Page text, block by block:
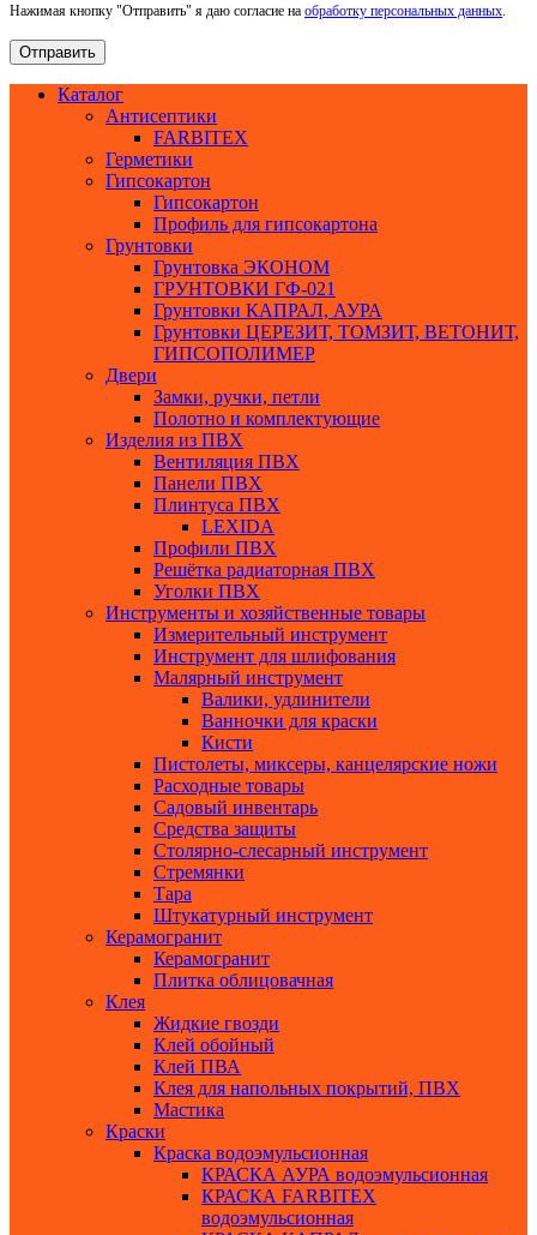
Нажимая кнопку "Отправить" я даю согласие на обработку персональных данных
Каталог
Антисептики
FARBITEX
Герметики
Гипсокартон
Гипсокартон
Профиль для гипсокартона
Грунтовки
Грунтовка ЭКОНОМ
ГРУНТОВКИ ГФ-021
Грунтовки КАПРАЛ, АУРА
Грунтовки ЦЕРЕЗИТ, ТОМЗИТ, ВЕТОНИТ,
ГИПСОПОЛИМЕР
Двери
Замки, ручки, петли
Полотно и комплектующие
Изделия из ПВХ
Вентиляция ПВХ
Панели ПВХ
Плинтуса ПВХ
LEXIDA
Профили ПВХ
Решётка радиаторная ПВХ
Уголки ПВХ
Инструменты и хозяйственные товары
Измерительный инструмент
Инструмент для шлифования
Малярный инструмент
Валики, удлинители
Ванночки для краски
Кисти
Пистолеты, миксеры, канцелярские ножи
Расходные товары
Садовый инвентарь
Средства защиты
Столярно-слесарный инструмент
Стремянки
Тара
Штукатурный инструмент
Керамогранит
Керамогранит
Плитка облицовачная
Клея
Жидкие гвозди
Клей обойный
Клей ПВА
Клея для напольных покрытий, ПВХ
Мастика
Краски
Краска водоэмульсионная
КРАСКА АУРА водоэмульсионная
КРАСКА FARBITEX
водоэмульсионная